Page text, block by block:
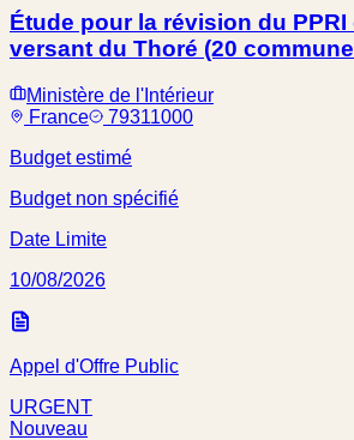
Étude pour la révision du
versant du Thoré (20
Ministère de l'Intérieur
France
79311000
Budget estimé
Budget non spécifié
Date Limite
10/08/2026
Appel d'Offre Public
URGENT
Nouveau